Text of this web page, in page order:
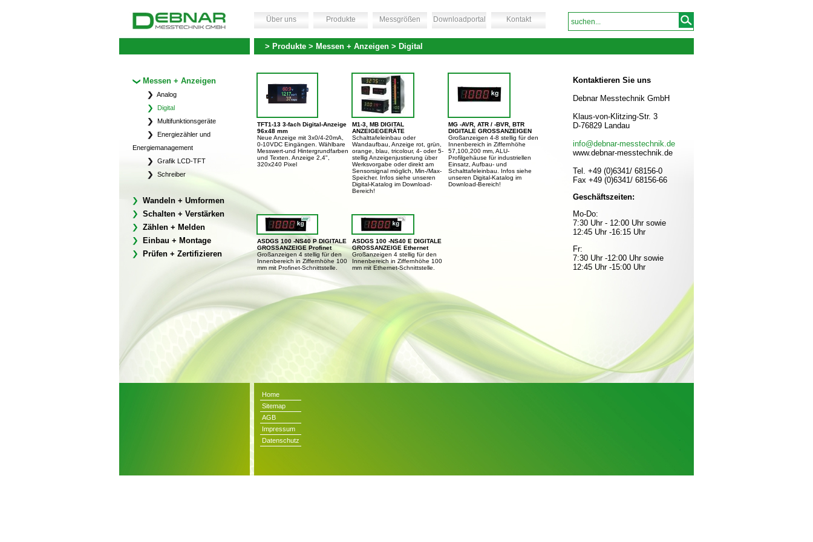
> Produkte > Messen + Anzeigen > Digital
Über uns Produkte Messgrößen Downloadportal Kontakt
Messen + Anzeigen
Analog
Digital
Multifunktionsgeräte
Energiezähler und
Energiemanagement
Grafik LCD-TFT
Schreiber
Wandeln + Umformen
Schalten + Verstärken
Zählen + Melden
Einbau + Montage
Prüfen + Zertifizieren
TFT1-13 3-fach Digital-Anzeige
96x48 mm
Neue Anzeige mit 3x0/4-20mA,
0-10VDC Eingängen. Wählbare
Messwert-und Hintergrundfarben
und Texten. Anzeige 2,4",
320x240 Pixel
M1-3, MB DIGITAL
ANZEIGEGERÄTE
Schalttafeleinbau oder
Wandaufbau, Anzeige rot, grün,
orange, blau, tricolour, 4- oder 5-
stellig Anzeigenjustierung über
Werksvorgabe oder direkt am
Sensorsignal möglich, Min-/Max-
Speicher. Infos siehe unseren
Digital-Katalog im Download-
Bereich!
MG -AVR, ATR / -BVR, BTR
DIGITALE GROSSANZEIGEN
Großanzeigen 4-8 stellig für den
Innenbereich in Ziffernhöhe
57,100,200 mm, ALU-
Profilgehäuse für industriellen
Einsatz, Aufbau- und
Schalttafeleinbau. Infos siehe
unseren Digital-Katalog im
Download-Bereich!
ASDGS 100 -NS40 P DIGITALE
GROSSANZEIGE Profinet
Großanzeigen 4 stellig für den
Innenbereich in Ziffernhöhe 100
mm mit Profinet-Schnittstelle.
ASDGS 100 -NS40 E DIGITALE
GROSSANZEIGE Ethernet
Großanzeigen 4 stellig für den
Innenbereich in Ziffernhöhe 100
mm mit Ethernet-Schnittstelle.
Kontaktieren Sie uns
Debnar Messtechnik GmbH
Klaus-von-Klitzing-Str. 3
D-76829 Landau
info@debnar-messtechnik.de
www.debnar-messtechnik.de
Tel. +49 (0)6341/ 68156-0
Fax +49 (0)6341/ 68156-66
Geschäftszeiten:
Mo-Do:
7:30 Uhr - 12:00 Uhr sowie
12:45 Uhr -16:15 Uhr
Fr:
7:30 Uhr -12:00 Uhr sowie
12:45 Uhr -15:00 Uhr
Home
Sitemap
AGB
Impressum
Datenschutz